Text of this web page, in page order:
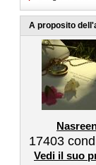
A proposito
17403
Vedi il suo